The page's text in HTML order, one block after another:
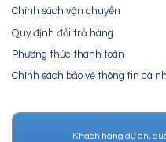
Chính sách vận chuyển
Quy định đổi trả hàng
Phương thức thanh toán
Chính sách bảo vệ thông tin cá
Khách hàng dự án,